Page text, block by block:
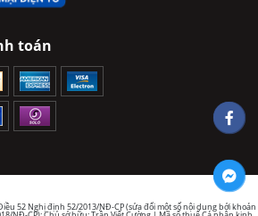
toán
52 Nghị định 52/2013/NĐ-CP (sửa đổi một số nội dung bởi khoản